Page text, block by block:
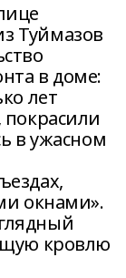
Туймазов
в доме:
лет
покрасили
в ужасном
окнами».
кровлю